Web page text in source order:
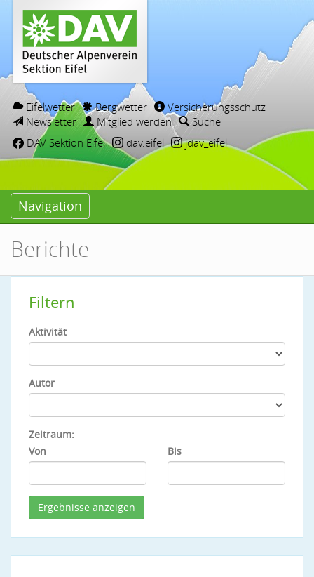
Eifelwetter Bergwetter
Versicherungsschutz
Newsletter
Mitglied werden
Suche
DAV Sektion Eifel
dav.eifel jdav_eifel
Navigation
Berichte
Filtern
Aktivität
Autor
Zeitraum:
Von
Bis